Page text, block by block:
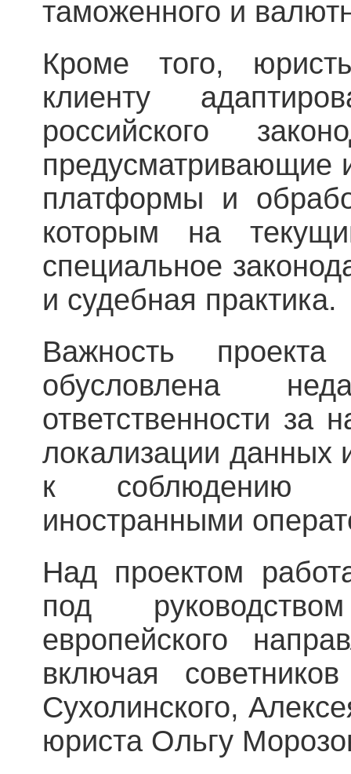
таможенного и
Кроме того,
клиенту
российского
предусматривающие
платформы и
которым на
специальное
и судебная практика.
Важность
обусловлена
ответственности за
локализации данных
к соблюдению
иностранными
Над проектом
под
европейского
включая
Сухолинского,
юриста Ольгу